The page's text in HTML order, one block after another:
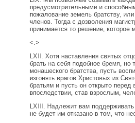
предусмотрительными и
пожалование земель братству,
членов. Тогда с дозволения
принимается то решение, которое
<.>
LXII. Хотя наставления святых
брать на себя подобное бремя, но
монашеского братства, пусть
изгонять врагов Христовых из
братьям и пусть он открыто
впоследствии, став взрослым,
LXIII. Надлежит вам поддерживать
не будет им отказано в том, что